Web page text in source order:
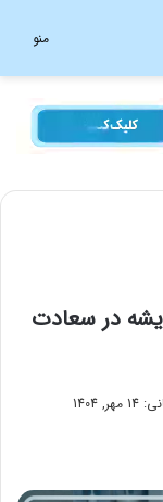
منو
ریشه در سعادت
1404